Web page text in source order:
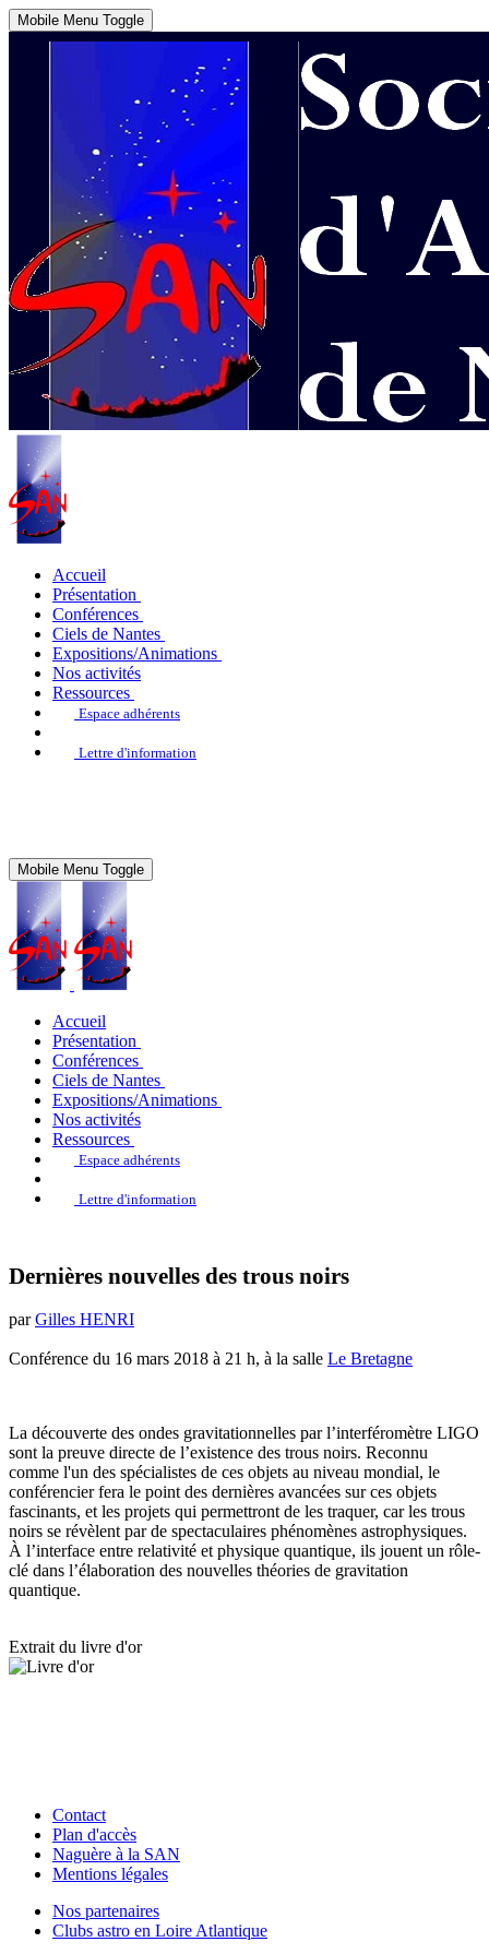
Mobile Menu Toggle
Accueil
Présentation
Conférences
Ciels de Nantes
Expositions/Animations
Nos activités
Ressources
Espace adhérents
Lettre d'information
Mobile Menu Toggle
Accueil
Présentation
Conférences
Ciels de Nantes
Expositions/Animations
Nos activités
Ressources
Espace adhérents
Lettre d'information
Dernières nouvelles des trous noirs
parGilles HENRI
Conférence du 16 mars 2018 à 21 h, à la salle Le Bretagne
La découverte des ondes gravitationnelles par l’interféromètre LIGO
sont la preuve directe de l’existence des trous noirs. Reconnu
comme l'un des spécialistes de ces objets au niveau mondial, le
conférencier fera le point des dernières avancées sur ces objets
fascinants, et les projets qui permettront de les traquer, car les trous
noirs se révèlent par de spectaculaires phénomènes astrophysiques.
À l’interface entre relativité et physique quantique, ils jouent un rôle-
clé dans l’élaboration des nouvelles théories de gravitation
quantique.
Extrait du livre d'or
Contact
Plan d'accès
Naguère à la SAN
Mentions légales
Nos partenaires
Clubs astro en Loire Atlantique